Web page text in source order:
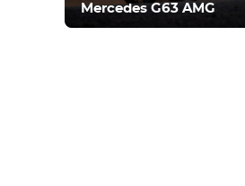
Mercedes G63 AMG